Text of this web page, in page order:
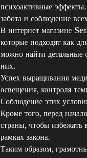
психоактивные
забота и соблюдение
В интернет магазине
которые подходят как
можно найти детальные
них.
Успех выращивания
освещения, контроля
Соблюдение этих
Кроме того, перед
страны, чтобы
рамках закона.
Таким образом,